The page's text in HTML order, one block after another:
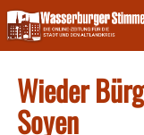
Skip
to
content
Wieder
Soyen